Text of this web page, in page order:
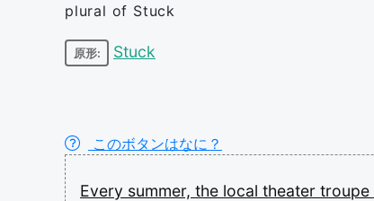
plural of Stuck
原形: Stuck
このボタンはなに？
Every summer, the local theater troupe